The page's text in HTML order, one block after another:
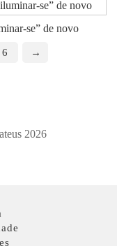
se” de novo
6 →